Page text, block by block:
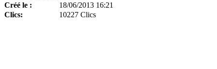
Créé le :
18/06/2013 16:21
Clics:
10227 Clics